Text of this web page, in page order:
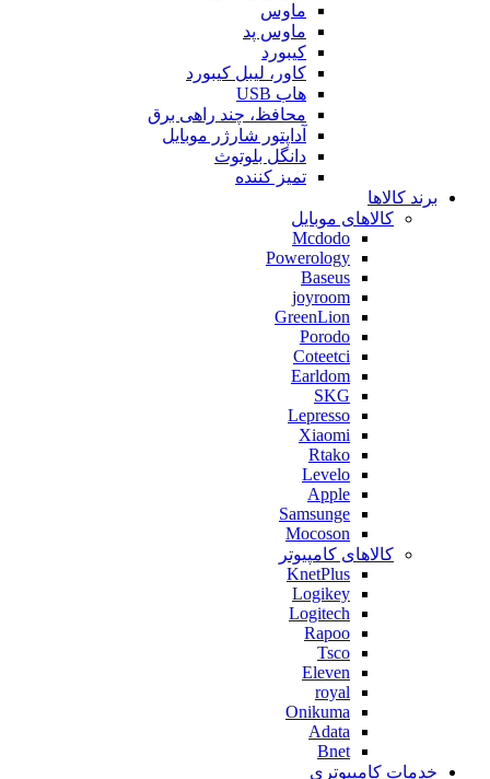
ماوس
ماوس پد
کیبورد
کاور، لیبل کیبورد
هاب USB
محافظ، چند راهی برق
آداپتور شارژر موبایل
دانگل بلوتوث
تمیز کننده
برند کالاها
کالاهای موبایل
Mcdodo
Powerology
Baseus
joyroom
GreenLion
Porodo
Coteetci
Earldom
SKG
Lepresso
Xiaomi
Rtako
Levelo
Apple
Samsunge
Mocoson
کالاهای کامپیوتر
KnetPlus
Logikey
Logitech
Rapoo
Tsco
Eleven
royal
Onikuma
Adata
Bnet
خدمات کامپیوتری